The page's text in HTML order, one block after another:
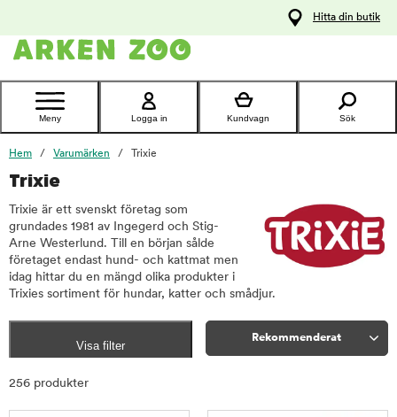
Kontakta
Hitta din butik
Meny Logga in Kundvagn Sök
Hem Varumärken Trixie
Trixie
Trixie är ett svenskt företag som
grundades 1981 av Ingegerd och Stig-
Arne Westerlund. Till en början sålde
företaget endast hund- och kattmat men
idag hittar du en mängd olika produkter i
Trixies sortiment för hundar, katter och smådjur.
Visa filter
Rekommenderat
256 produkter